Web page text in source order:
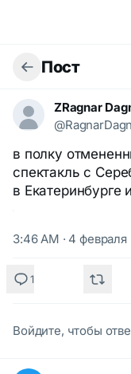
Пост
ZRagnar
в полку
спектакль с
в Екатеринбурге
3:46 AM · 4 февраля
1
Войдите, чтобы